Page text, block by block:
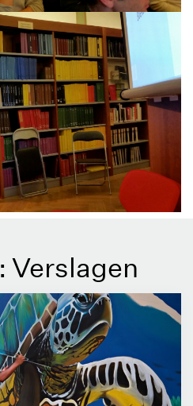
Verslagen